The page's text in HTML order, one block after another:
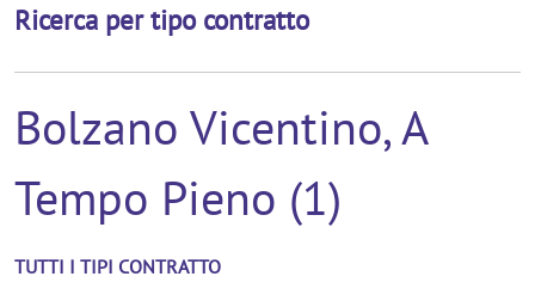
Ricerca per tipo contratto
Bolzano Vicentino, A
Tempo Pieno (1)
TUTTI I TIPI CONTRATTO